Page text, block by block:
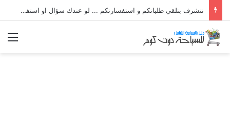
نتشرف بتلقي طلباتكم و استفسارتكم ... لو عندك سؤال او استفسار ماتدرددش فى طلب المساعدة